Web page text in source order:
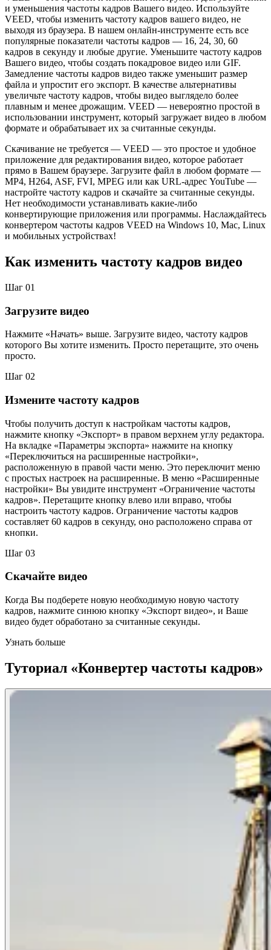
и уменьшения частоты кадров Вашего видео. Используйте
VEED, чтобы изменить частоту кадров вашего видео, не
выходя из браузера. В нашем онлайн-инструменте есть все
популярные показатели частоты кадров — 16, 24, 30, 60
кадров в секунду и любые другие. Уменьшите частоту кадров
Вашего видео, чтобы создать покадровое видео или GIF.
Замедление частоты кадров видео также уменьшит размер
файла и упростит его экспорт. В качестве альтернативы
увеличьте частоту кадров, чтобы видео выглядело более
плавным и менее дрожащим. VEED — невероятно простой в
использовании инструмент, который загружает видео в любом
формате и обрабатывает их за считанные секунды.
Скачивание не требуется — VEED — это простое и удобное
приложение для редактирования видео, которое работает
прямо в Вашем браузере. Загрузите файл в любом формате —
MP4, H264, ASF, FVI, MPEG или как URL-адрес YouTube —
настройте частоту кадров и скачайте за считанные секунды.
Нет необходимости устанавливать какие-либо
конвертирующие приложения или программы. Наслаждайтесь
конвертером частоты кадров VEED на Windows 10, Mac, Linux
и мобильных устройствах!
Как изменить частоту кадров видео
Шаг 01
Загрузите видео
Нажмите «Начать» выше. Загрузите видео, частоту кадров
которого Вы хотите изменить. Просто перетащите, это очень
просто.
Шаг 02
Измените частоту кадров
Чтобы получить доступ к настройкам частоты кадров,
нажмите кнопку «Экспорт» в правом верхнем углу редактора.
На вкладке «Параметры экспорта» нажмите на кнопку
«Переключиться на расширенные настройки»,
расположенную в правой части меню. Это переключит меню
с простых настроек на расширенные. В меню «Расширенные
настройки» Вы увидите инструмент «Ограничение частоты
кадров». Перетащите кнопку влево или вправо, чтобы
настроить частоту кадров. Ограничение частоты кадров
составляет 60 кадров в секунду, оно расположено справа от
кнопки.
Шаг 03
Скачайте видео
Когда Вы подберете новую необходимую новую частоту
кадров, нажмите синюю кнопку «Экспорт видео», и Ваше
видео будет обработано за считанные секунды.
Узнать больше
Туториал «Конвертер частоты кадров»